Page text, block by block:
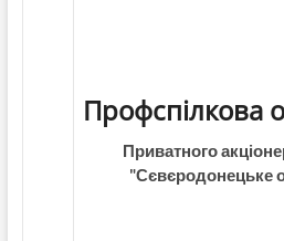
Профспілкова
Приватного
"Сєвєродонецьке